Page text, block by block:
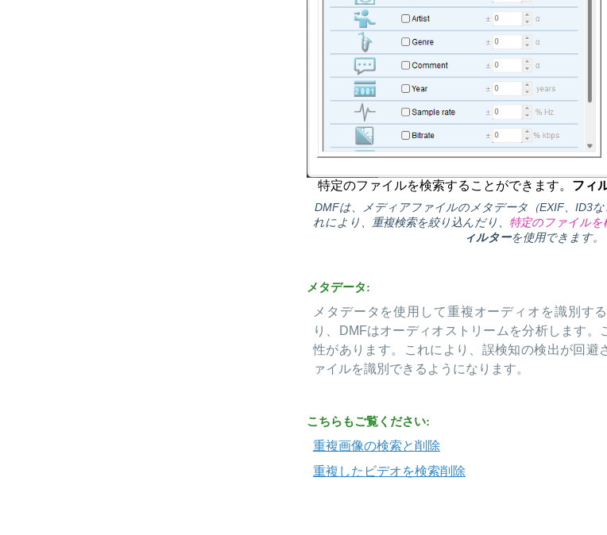
特定のファイルを検索することができます。 フィ
DMFは、メディアファイルのメタデータ（EXIF、ID3
れにより、重複検索を絞り込んだり、 特定のファイルを
ィルターを使用できます。
メタデータ:
メタデータを使用して重複オーディオを識別す
り、DMFはオーディオストリームを分析します。
性があります。これにより、誤検知の検出が回避
ァイルを識別できるようになります。
こちらもご覧ください:
重複画像の検索と削除
重複したビデオを検索削除